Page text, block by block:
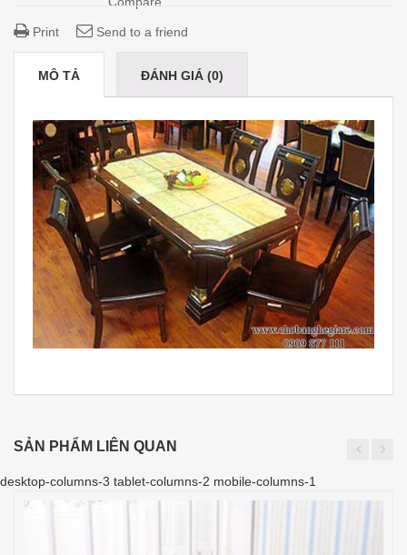
Print Send to a friend
MÔ TẢ ĐÁNH GIÁ (0)
SẢN PHẨM LIÊN QUAN
desktop-columns-3 tablet-columns-2 mobile-columns-1